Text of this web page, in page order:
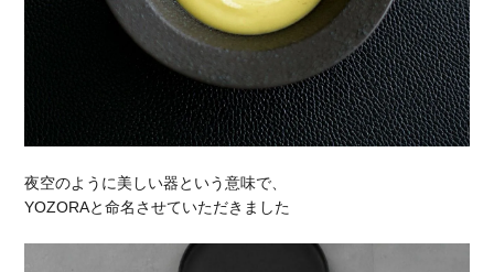
夜空のように美しい器という意味で、
YOZORAと命名させていただきました